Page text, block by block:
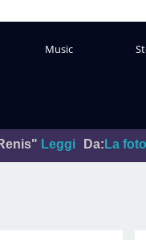
Music
La foto del giorno